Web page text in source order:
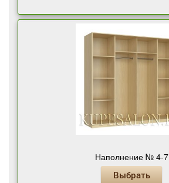
Наполнение № 4-7
Выбрать